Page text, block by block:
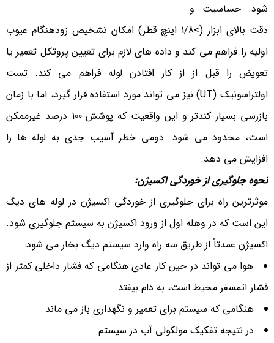
شود. حساسیت و
دقت بالای ابزار (>1/8 اینچ قطر) امکان تشخیص زودهنگام عیوب
اولیه را فراهم می کند و داده های لازم برای تعیین پروتکل تعمیر یا
تعویض را قبل از از کار افتادن لوله فراهم می کند. تست
اولتراسونیک (UT) نیز می تواند مورد استفاده قرار گیرد، اما با زمان
بازرسی بسیار کندتر و این واقعیت که پوشش 100 درصد غیرممکن
است، محدود می شود. دومی خطر آسیب جدی به لوله ها را
افزایش می دهد.
نحوه جلوگیری از خوردگی اکسیژن:
موثرترین راه برای جلوگیری از خوردگی اکسیژن در لوله های دیگ
این است که در وهله اول از ورود اکسیژن به سیستم جلوگیری شود.
اکسیژن عمدتاً از طریق سه راه وارد سیستم دیگ بخار می شود:
هوا می تواند در حین کار عادی هنگامی که فشار داخلی کمتر از
فشار اتمسفر محیط است، به دام بیفتد
هنگامی که سیستم برای تعمیر و نگهداری باز می ماند
در نتیجه تفکیک مولکولی آب در سیستم.